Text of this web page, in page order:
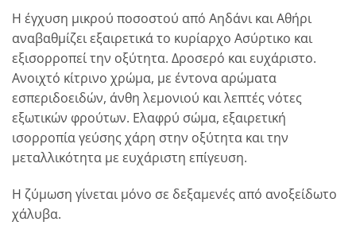
Η έγχυση μικρού ποσοστού από Αηδάνι και Αθήρι
αναβαθμίζει εξαιρετικά το κυρίαρχο Ασύρτικο και
εξισορροπεί την οξύτητα. Δροσερό και ευχάριστο.
Ανοιχτό κίτρινο χρώμα, με έντονα αρώματα
εσπεριδοειδών, άνθη λεμονιού και λεπτές νότες
εξωτικών φρούτων. Ελαφρύ σώμα, εξαιρετική
ισορροπία γεύσης χάρη στην οξύτητα και την
μεταλλικότητα με ευχάριστη επίγευση.
Η ζύμωση γίνεται μόνο σε δεξαμενές από ανοξείδωτο
χάλυβα.